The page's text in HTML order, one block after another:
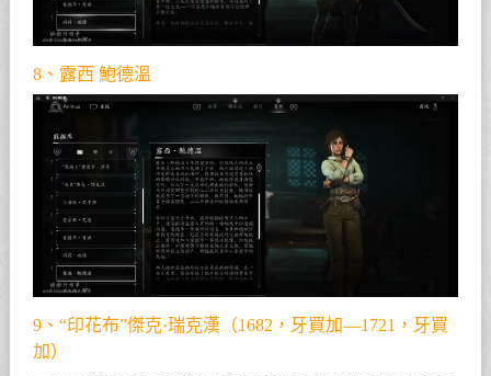
8、露西 鮑德溫
9、“印花布”傑克·瑞克漢（1682，牙買加—1721，牙買
加）